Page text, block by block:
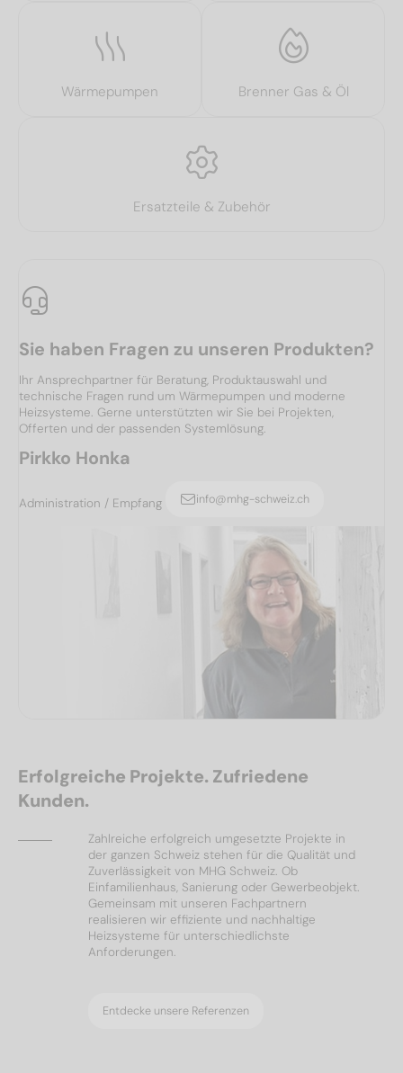
Wärmepumpen Brenner Gas & Öl
Ersatzteile & Zubehör
Sie haben Fragen zu unseren Produkten?
Ihr Ansprechpartner für Beratung, Produktauswahl und
technische Fragen rund um Wärmepumpen und moderne
Heizsysteme. Gerne unterstützten wir Sie bei Projekten,
Offerten und der passenden Systemlösung.
Pirkko Honka
Administration / Empfang info@mhg-schweiz.ch
Erfolgreiche Projekte. Zufriedene
Kunden.
Zahlreiche erfolgreich umgesetzte Projekte in
der ganzen Schweiz stehen für die Qualität und
Zuverlässigkeit von MHG Schweiz. Ob
Einfamilienhaus, Sanierung oder Gewerbeobjekt.
Gemeinsam mit unseren Fachpartnern
realisieren wir effiziente und nachhaltige
Heizsysteme für unterschiedlichste
Anforderungen.
Entdecke unsere Referenzen